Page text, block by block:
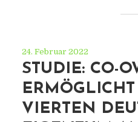
24. Februar 2022
STUDIE: CO-
VIERTEN